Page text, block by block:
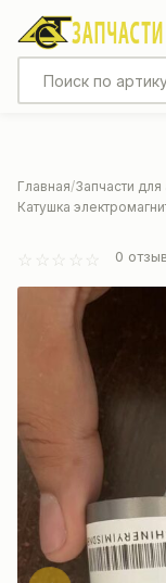
Главная Запчасти для
Катушка
0